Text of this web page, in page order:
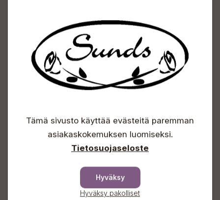
Sundin Puutarhakeskus
Lauantaisin 09-16
Sunnuntaisin Itsepalvelu
Info & vaihde
Tämä sivusto käyttää evästeitä paremman
asiakaskokemuksen luomiseksi.
Tietosuojaseloste
Hyväksy
Hyväksy pakolliset